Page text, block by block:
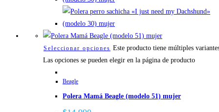
Seleccionar opciones Este producto tiene múltiples
Las opciones se pueden elegir en la página de producto
Beagle
Polera Mamá Beagle (modelo 51) mujer